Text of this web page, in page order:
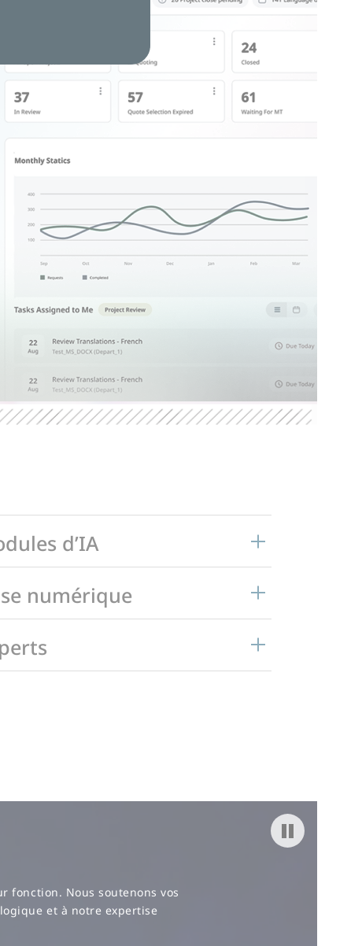
d’IA
numérique
Pause video
fonction. Nous soutenons vos
et à notre expertise